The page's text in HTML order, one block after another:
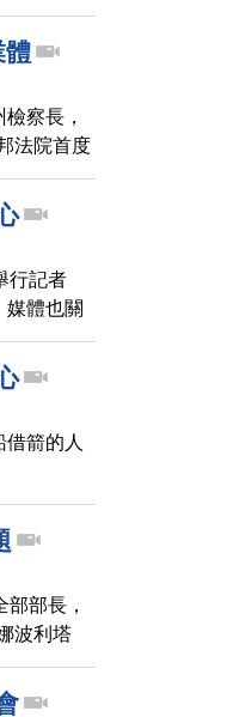
體
察長，
法院首度
行記者
媒體也關
回應。
箭的人
部長，
波利塔
簽，也相